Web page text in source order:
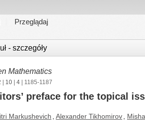
Przeglądaj
- szczegóły
Mathematics
10 4 | 1185-1187
preface for the topical
Markushevich Alexander Tikhomirov